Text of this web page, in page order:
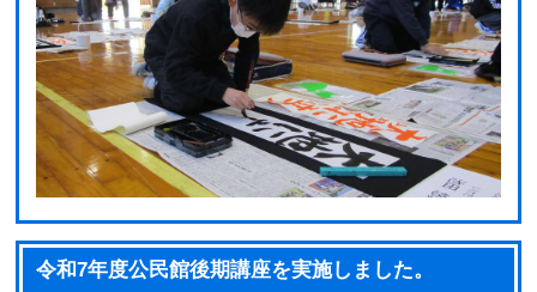
令和7年度公民館後期講座を実施しました。